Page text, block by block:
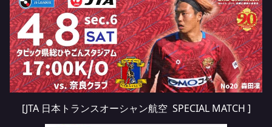
[JTA 日本トランスオーシャン航空 SPECIAL MATCH ]